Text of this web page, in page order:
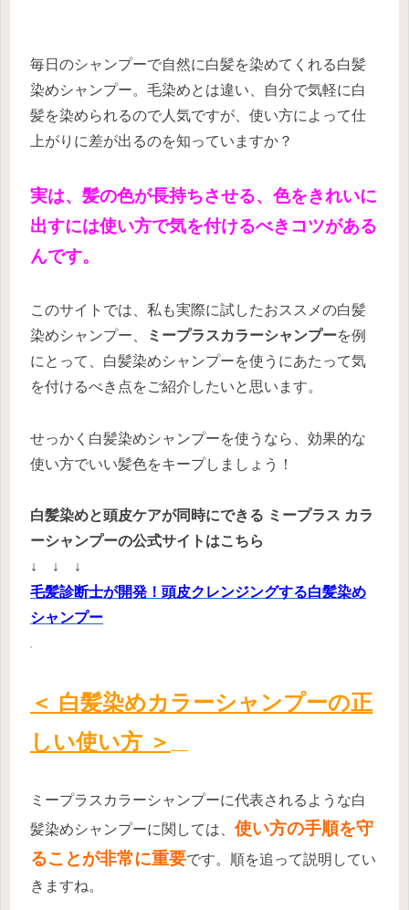
毎日のシャンプーで自然に白髪を染めてくれる白髪
染めシャンプー。毛染めとは違い、自分で気軽に白
髪を染められるので人気ですが、使い方によって仕
上がりに差が出るのを知っていますか？
実は、髪の色が長持ちさせる、色をきれいに
出すには使い方で気を付けるべきコツがある
んです。
このサイトでは、私も実際に試したおススメの白髪
染めシャンプー、
ミープラスカラーシャンプーを例
にとって、白髪染めシャンプーを使うにあたって気
を付けるべき点をご紹介したいと思います。
せっかく白髪染めシャンプーを使うなら、効果的な
使い方でいい髪色をキープしましょう！
白髪染めと頭皮ケアが同時にできる ミープラス カラ
ーシャンプーの公式サイトはこちら
↓ ↓ ↓
毛髪診断士が開発！頭皮クレンジングする白髪染め
シャンプー
＜ 白髪染めカラーシャンプーの正
しい使い方 ＞
ミープラスカラーシャンプーに代表されるような白
髪染めシャンプーに関しては、 使い方の手順を守
ることが非常に重要です。順を追って説明してい
きますね。